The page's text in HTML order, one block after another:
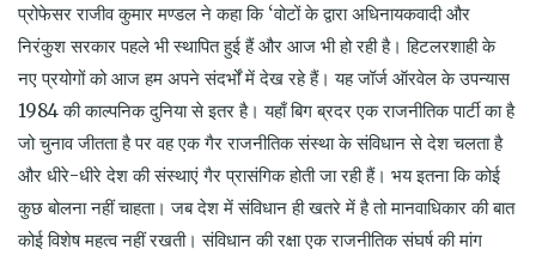
प्रोफेसर राजीव कुमार मण्डल ने कहा कि ‘वोटों के द्वारा अधिनायकवादी और
निरंकुश सरकार पहले भी स्थापित हुई हैं और आज भी हो रही है। हिटलरशाही के
नए प्रयोगों को आज हम अपने संदर्भों में देख रहे हैं। यह जॉर्ज ऑरवेल के उपन्यास
1984 की काल्पनिक दुनिया से इतर है। यहाँ बिग ब्रदर एक राजनीतिक पार्टी का है
जो चुनाव जीतता है पर वह एक गैर राजनीतिक संस्था के संविधान से देश चलता है
और धीरे-धीरे देश की संस्थाएं गैर प्रासंगिक होती जा रही हैं। भय इतना कि कोई
कुछ बोलना नहीं चाहता। जब देश में संविधान ही खतरे में है तो मानवाधिकार की बात
कोई विशेष महत्व नहीं रखती। संविधान की रक्षा एक राजनीतिक संघर्ष की मांग